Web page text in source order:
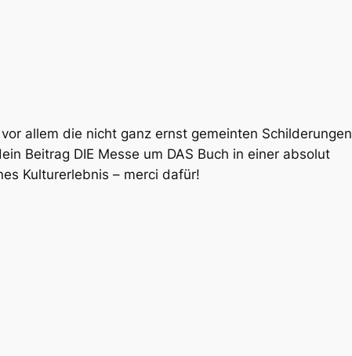
allem die nicht ganz ernst gemeinten Schilderungen
Beitrag DIE Messe um DAS Buch in einer absolut
Kulturerlebnis – merci dafür!